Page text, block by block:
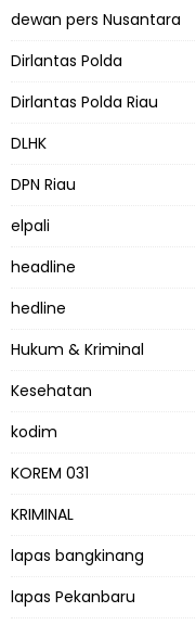
dewan pers Nusantara
Dirlantas Polda
Dirlantas Polda Riau
DLHK
DPN Riau
elpali
headline
hedline
Hukum & Kriminal
Kesehatan
kodim
KOREM 031
KRIMINAL
lapas bangkinang
lapas Pekanbaru